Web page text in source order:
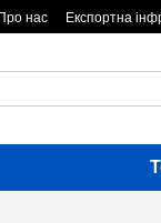
Про нас Експортна